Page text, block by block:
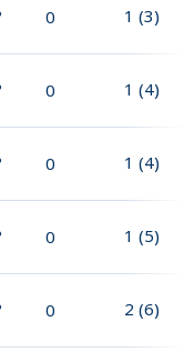
0 1 (3)
0 1 (4)
0 1 (4)
0 1 (5)
0 2 (6)